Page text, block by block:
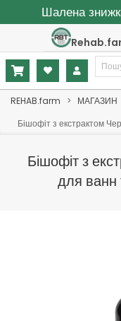
Шалена
to
content
Primary
Menu
REHAB.farm > МАГАЗИН
Бішофіт з екстрактом
Бішофіт з
для ванн